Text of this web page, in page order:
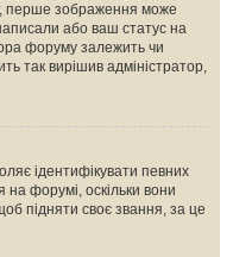
перше зображення може
або ваш статус на
форуму залежить чи
так вирішив адміністратор,
ідентифікувати певних
форумі, оскільки вони
підняти своє звання, за це